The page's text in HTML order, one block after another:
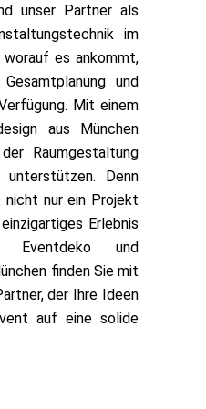
unser Partner als
im
worauf es ankommt,
und
Mit einem
aus München
Raumgestaltung
unterstützen. Denn
nicht nur ein Projekt
Erlebnis
und
finden Sie mit
der Ihre Ideen
auf eine solide